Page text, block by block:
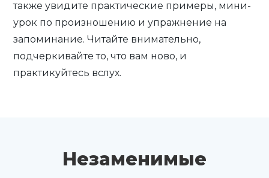
также увидите практические примеры, мини-
урок по произношению и упражнение на
запоминание. Читайте внимательно,
подчеркивайте то, что вам ново, и
практикуйтесь вслух.
Незаменимые